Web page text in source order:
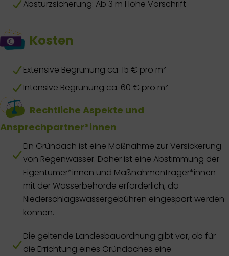
Absturzsicherung: Ab 3 m Höhe Vorschrift
Kosten
Extensive Begrünung ca. 15 € pro m²
Intensive Begrünung ca. 60 € pro m²
Rechtliche Aspekte und
Ansprechpartner*innen
Ein Gründach ist eine Maßnahme zur Versickerung
von Regenwasser. Daher ist eine Abstimmung der
Eigentümer*innen und Maßnahmenträger*innen
mit der Wasserbehörde erforderlich, da
Niederschlagswassergebühren eingespart werden
können.
Die geltende Landesbauordnung gibt vor, ob für
die Errichtung eines Gründaches eine